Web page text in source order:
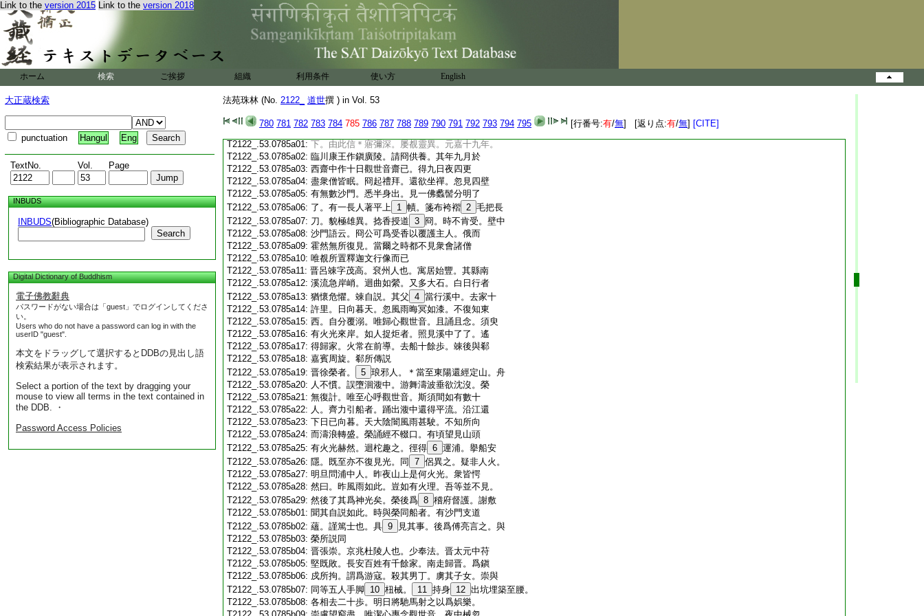
Link to the version 2015 Link to the version 2018
ホーム 検索 ご挨拶 組織 利用条件 使い方 English
大正蔵検索
punctuation Hangul Eng
TextNo. Vol. Page
INBUDS
INBUDS(Bibliographic Database)
Search
Digital Dictionary of Buddhism
電子佛教辭典
パスワードがない場合は「guest」でログインしてくださ
い。
Users who do not have a password can log in with the
userID "guest".
本文をドラッグして選択するとDDBの見出し語
検索結果が表示されます。
Select a portion of the text by dragging your
mouse to view all terms in the text contained in
the DDB. ・
Password Access Policies
法苑珠林 (No. 2122_ 道世撰 ) in Vol. 53
780 781 782 783 784 785 786 787 788 789 790 791 792 793 794 795 [行番号:有/無] [返り点:有/無] [CITE]
T2122_.53.0784c19:竭 宋沙門釋法進 周沙門釋＊慧瑱 周沙
T2122_.53.0784c20:門釋僧實 陳沙門釋＊慧布 唐沙門釋智聰
T2122_.53.0784c21:唐居士徐善才
T2122_.53.0784c22:
秦沙門釋道冏。郷里氏族已載前記。
始十八年師道懿。遣至河南霍山採鍾乳。與
T2122_.53.0784c24:同學道朗等四人共行。持炬探 16 究入且三里。
T2122_.53.0784c25:遇一深流横木而過。冏最先濟後輩墜木而
T2122_.53.0784c26:死。時火又滅冥然昏闇。冏生念已盡慟哭而
T2122_.53.0784c27:已。猶故一心呼觀世音誓願。若蒙出路供百
T2122_.53.0784c28: 人會表報威神。經一宿而見小光烱然。状若
T2122_.53.0785a01: 下。由此信＊寤彌深。屡覩靈異。元嘉十九年。
T2122_.53.0785a02: 臨川康王作鎭廣陵。請冏供養。其年九月於
T2122_.53.0785a03: 西齋中作十日觀世音齋已。得九日夜四更
T2122_.53.0785a04: 盡衆僧皆眠。冏起禮拜。還欲坐禪。忽見四壁
T2122_.53.0785a05: 有無數沙門。悉半身出。見一佛蠡髻分明了
T2122_.53.0785a06: 了。有一長人著平上 1 幘。箋布袴褶 2 毛把長
T2122_.53.0785a07: 刀。貌極雄異。捻香授道 3
冏。時不肯受。壁中
T2122_.53.0785a08: 沙門語云。冏公可爲受香以覆護主人。俄而
T2122_.53.0785a09: 霍然無所復見。當爾之時都不見衆會諸僧
T2122_.53.0785a10: 唯覩所置釋迦文行像而已
T2122_.53.0785a11: 晋呂竦字茂高。袞州人也。寓居始豐。其縣南
T2122_.53.0785a12: 溪流急岸峭。迴曲如縈。又多大石。白日行者
T2122_.53.0785a13: 猶懷危懼。竦自説。其父 4 當行溪中。去家十
T2122_.53.0785a14: 許里。日向暮天。忽風雨晦冥如漆。不復知東
T2122_.53.0785a15: 西。自分覆溺。唯歸心觀世音。且誦且念。須臾
T2122_.53.0785a16: 有火光來岸。如人捉炬者。照見溪中了了。遙
T2122_.53.0785a17: 得歸家。火常在前導。去船十餘歩。竦後與郗
T2122_.53.0785a18: 嘉賓周旋。郗所傳説
T2122_.53.0785a19: 晋徐榮者。 5 琅邪人。＊當至東陽還經定山。舟
T2122_.53.0785a20: 人不慣。誤墮洄澓中。游舞濤波垂欲沈沒。榮
T2122_.53.0785a21: 無復計。唯至心呼觀世音。斯須間如有數十
T2122_.53.0785a22: 人。齊力引船者。踊出澓中還得平流。沿江還
T2122_.53.0785a23: 下日已向暮。天大陰闇風雨甚駛。不知所向
T2122_.53.0785a24: 而濤浪轉盛。榮誦經不輟口。有頃望見山頭
T2122_.53.0785a25: 有火光赫然。迴柁趣之。徑得 6 運浦。擧船安
T2122_.53.0785a26: 隱。既至亦不復見光。同 7 侶異之。疑非人火。
T2122_.53.0785a27: 明旦問浦中人。昨夜山上是何火光。衆皆愕
T2122_.53.0785a28: 然曰。昨風雨如此。豈如有火理。吾等並不見。
T2122_.53.0785a29: 然後了其爲神光矣。榮後爲 8 稽府督護。謝敷
T2122_.53.0785b01: 聞其自説如此。時與榮同船者。有沙門支道
T2122_.53.0785b02: 蘊。謹篤士也。具 9
見其事。後爲傅亮言之。與
T2122_.53.0785b03: 榮所説同
T2122_.53.0785b04: 晋張崇。京兆杜陵人也。少奉法。晋太元中苻
T2122_.53.0785b05: 堅既敗。長安百姓有千餘家。南走歸晋。爲鎭
T2122_.53.0785b06: 戍所拘。謂爲游寇。殺其男丁。虜其子女。崇與
T2122_.53.0785b07: 同等五人手脚 10 杻械。 11 持身 12 出坑埋築至腰。
T2122_.53.0785b08: 各相去二十歩。明日將馳馬射之以爲娯樂。